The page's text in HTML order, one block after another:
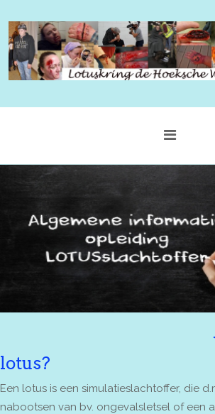
Wat is
lotus?
Een lotus is een simulatieslachtoffer, die
nabootsen van bv. ongevalsletsel of een